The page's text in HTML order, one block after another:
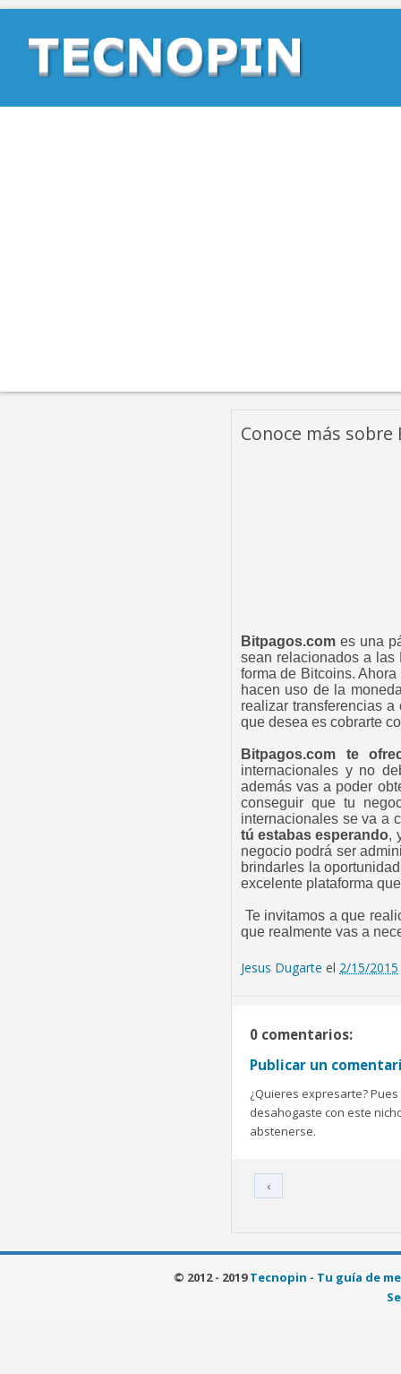
Conoce más
Bitpagos.comes una
sean relacionados a las
forma de Bitcoins.
hacen uso de la
realizar transferencias
que desea es cobrarte
Bitpagos.com te
internacionales y no
además vas a poder
conseguir que tu
internacionales se va a
tú estabas esperando,
negocio podrá ser
brindarles la
excelente plataforma
Te invitamos a que
que realmente vas a
Jesus Dugarte el 2/15/2015
0 comentarios:
Publicar un
¿Quieres expresarte?
desahogaste con este
abstenerse.
‹
© 2012 - 2019Tecnopin - Tu guía de